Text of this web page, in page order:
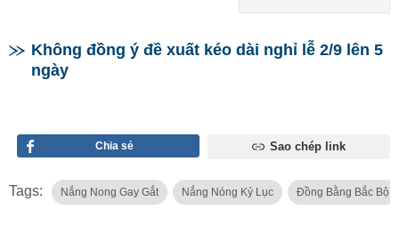
Không đồng ý đề xuất kéo dài nghỉ lễ 2/9 lên 5
ngày
Chia sẻ Sao chép link
Tags: Nắng Nong Gay Gắt Nắng Nóng Kỷ Lục Đồng Bằng Bắc Bộ